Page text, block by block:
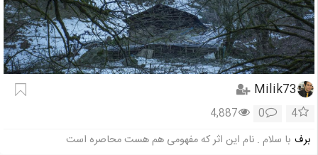
Milik73
4
0
4,887
برف با سلام . نام این اثر که مفهومی هم هست محاصره است